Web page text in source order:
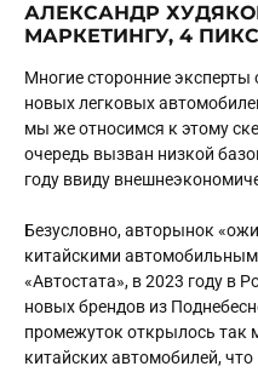
АЛЕКСАНДР
МАРКЕТИНГУ, 4
Многие сторонние
новых легковых
мы же относимся к этому
очередь вызван низкой
году ввиду
Безусловно, авторынок
китайскими
«Автостата», в 2023 году в
новых брендов из
промежуток открылось так
китайских автомобилей,